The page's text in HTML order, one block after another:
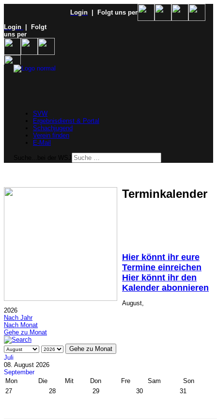
Login
| Folgt uns per
Login
| Folgt
uns per
SVW
Ergebnisdienst & Portal
Schachjugend
Verein finden
E-Mail
Terminkalender
Hier könnt ihr eure
Termine einreichen
Hier könnt ihr den
Kalender abonnieren
August,
2026
Nach Jahr
Nach Monat
Gehe zu Monat
Gehe zu Monat
Juli
08. August 2026
September
Mon
Die Mit Don Fre Sam
Son
27
28 29 30 31